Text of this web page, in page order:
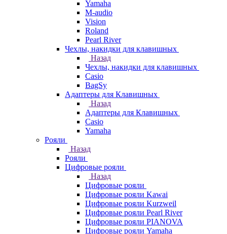
Yamaha
M-audio
Vision
Roland
Pearl River
Чехлы, накидки для клавишных
Назад
Чехлы, накидки для клавишных
Casio
BagSy
Адаптеры для Клавишных
Назад
Адаптеры для Клавишных
Casio
Yamaha
Рояли
Назад
Рояли
Цифровые рояли
Назад
Цифровые рояли
Цифровые рояли Kawai
Цифровые рояли Kurzweil
Цифровые рояли Pearl River
Цифровые рояли PIANOVA
Цифровые рояли Yamaha